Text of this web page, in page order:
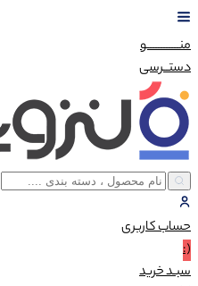
منــــــــــــو
دستــرسی
حسابکاربری
(:
سبـدخرید